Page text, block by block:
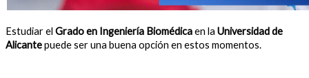
Estudiar el Grado en Ingeniería Biomédicaen la Universidad de
Alicantepuede ser una buena opción en estos momentos.